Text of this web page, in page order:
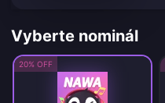
Vyberte nominál
20% OFF